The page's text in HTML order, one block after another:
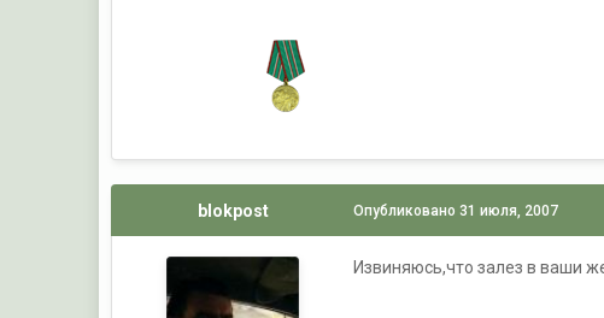
blokpost Опубликовано 31 июля, 2007
Извиняюсь,что залез в ваши